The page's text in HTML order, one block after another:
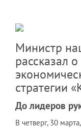
Министр
рассказал
стратегии
До лидеров
В четверг, 30